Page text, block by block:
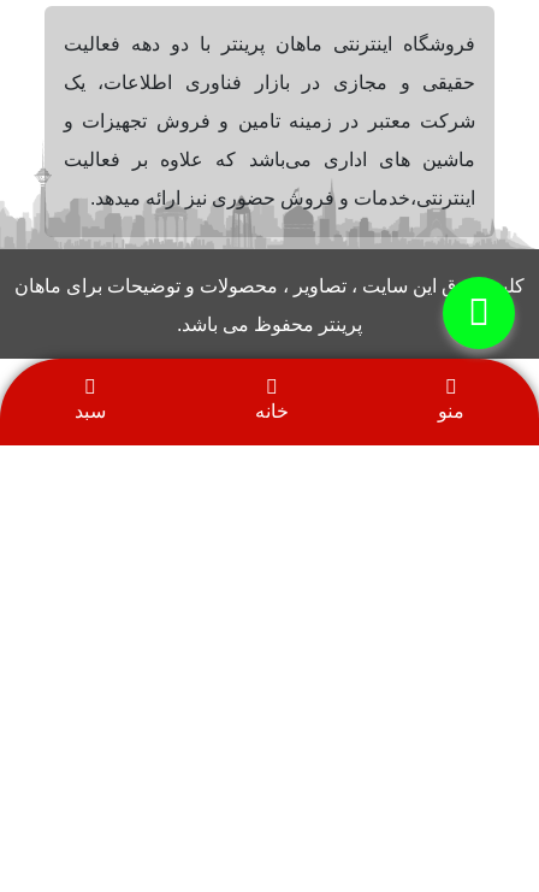
فروشگاه اینترنتی ماهان پرینتر با دو دهه فعالیت
حقیقی و مجازی در بازار فناوری اطلاعات، یک
شرکت معتبر در زمینه تامین و فروش تجهیزات و
ماشین های اداری می‌باشد که علاوه بر فعالیت
اینترنتی،خدمات و فروش حضوری نیز ارائه میدهد.
کلیه حقوق این سایت ، تصاویر ، محصولات و توضیحات برای ماهان
پرینتر محفوظ می باشد.
منو خانه سبد